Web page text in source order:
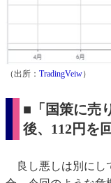
（出所： TradingVeiw）
■「国策に売
後、112円を
良し悪しは別にし